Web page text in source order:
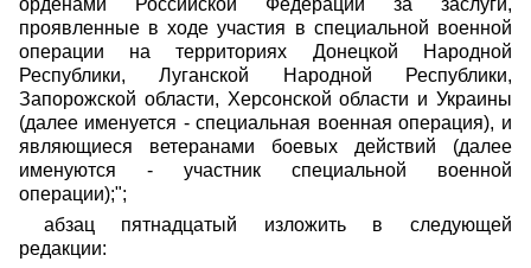
орденами Российской Федерации за заслуги,
проявленные в ходе участия в специальной военной
операции на территориях Донецкой Народной
Республики, Луганской Народной Республики,
Запорожской области, Херсонской области и Украины
(далее именуется - специальная военная операция), и
являющиеся ветеранами боевых действий (далее
именуются - участник специальной военной
операции);";
абзац пятнадцатый изложить в следующей
редакции: